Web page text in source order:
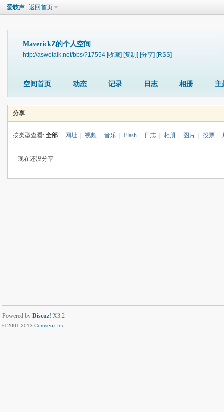
爱吱声 返回首页
MaverickZ的个人空间
http://aswetalk.net/bbs/?17554 [收藏] [复制] [分享] [RSS]
空间首页 动态 记录 日志 相册 主
分享
按类型查看: 全部 网址 视频 音乐 Flash 日志 相册 图片 投票
现在还没分享
Powered by Discuz! X3.2
© 2001-2013 Comsenz Inc.